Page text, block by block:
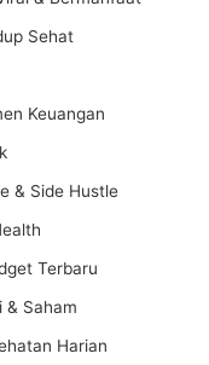
Sehat
Keuangan
& Side Hustle
Terbaru
& Saham
Harian